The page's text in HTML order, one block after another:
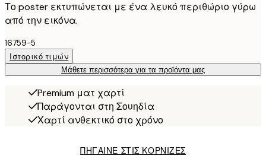
Το poster εκτυπώνεται με ένα λευκό περιθώριο γύρω
από την εικόνα.
16759-5
Ιστορικό τιμών
Μάθετε περισσότερα για τα προϊόντα μας
Premium ματ χαρτί
Παράγονται στη Σουηδία
Χαρτί ανθεκτικό στο χρόνο
ΠΗΓΑΙΝΕ ΣΤΙΣ ΚΟΡΝΙΖΕΣ